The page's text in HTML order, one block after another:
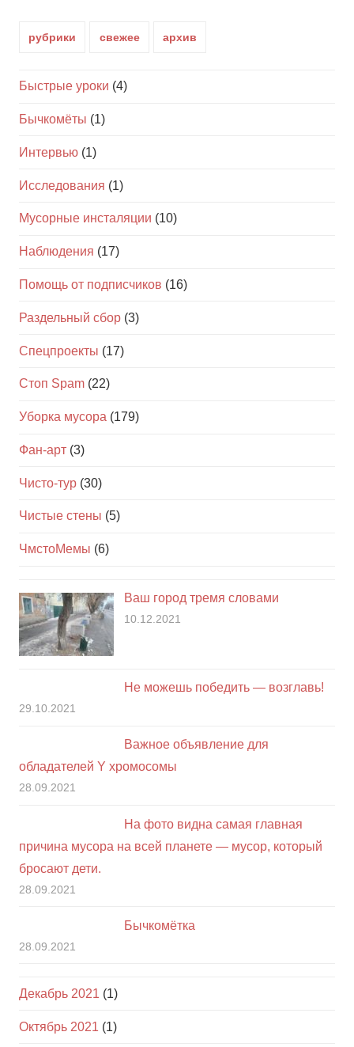
рубрики свежее архив
Быстрые уроки (4)
Бычкомёты (1)
Интервью (1)
Исследования (1)
Мусорные инсталяции (10)
Наблюдения (17)
Помощь от подписчиков (16)
Раздельный сбор (3)
Спецпроекты (17)
Стоп Spam (22)
Уборка мусора (179)
Фан-арт (3)
Чисто-тур (30)
Чистые стены (5)
ЧмстоМемы (6)
Ваш город тремя словами
10.12.2021
Не можешь победить — возглавь!
29.10.2021
Важное объявление для
обладателей Y хромосомы
28.09.2021
На фото видна самая главная
причина мусора на всей планете — мусор, который
бросают дети.
28.09.2021
Бычкомётка
28.09.2021
Декабрь 2021 (1)
Октябрь 2021 (1)